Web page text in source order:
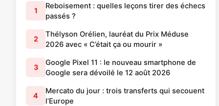
1
Reboisement : quelles leçons tirer des échecs
passés ?
2
Thélyson Orélien, lauréat du Prix Méduse
2026 avec « C’était ça ou mourir »
3
Google Pixel 11 : le nouveau smartphone de
Google sera dévoilé le 12 août 2026
4
Mercato du jour : trois transferts qui secouent
l’Europe